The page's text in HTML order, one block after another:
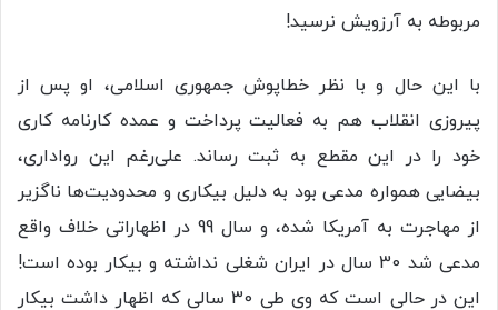
مربوطه به آرزویش نرسید!
با این حال و با نظر خطاپوش جمهوری اسلامی، او پس از
پیروزی انقلاب هم به فعالیت پرداخت و عمده کارنامه کاری
خود را در این مقطع به ثبت رساند. علی‌رغم این رواداری،
بیضایی همواره مدعی بود به دلیل بیکاری و محدودیت‌ها ناگزیر
از مهاجرت به آمریکا شده، و سال 99 در اظهاراتی خلاف واقع
مدعی شد 30 سال در ایران شغلی نداشته و بیکار بوده است!
این در حالی است که وی طی 30 سالی که اظهار داشت بیکار